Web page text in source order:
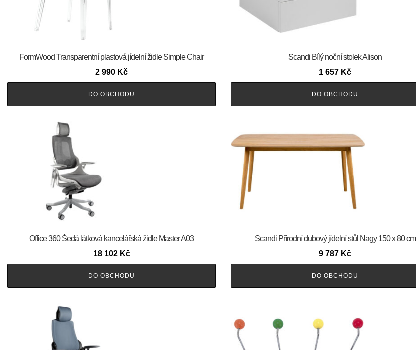
FormWood Transparentní plastová jídelní židle Simple Chair
2 990 Kč
DO OBCHODU
Scandi Bílý noční stolek Alison
1 657 Kč
DO OBCHODU
Office 360 Šedá látková kancelářská židle Master A03
18 102 Kč
DO OBCHODU
Scandi Přírodní dubový jídelní stůl Nagy 150 x 80 cm
9 787 Kč
DO OBCHODU